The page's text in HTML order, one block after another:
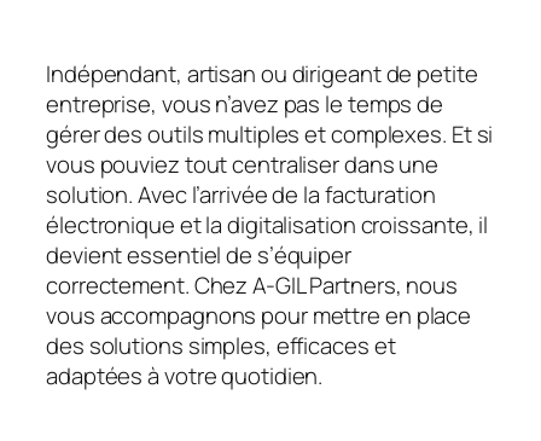
Indépendant, artisan ou dirigeant de petite
entreprise, vous n’avez pas le temps de
gérer des outils multiples et complexes. Et si
vous pouviez tout centraliser dans une
solution. Avec l’arrivée de la facturation
électronique et la digitalisation croissante, il
devient essentiel de s’équiper
correctement. Chez A-GIL Partners, nous
vous accompagnons pour mettre en place
des solutions simples, efficaces et
adaptées à votre quotidien.